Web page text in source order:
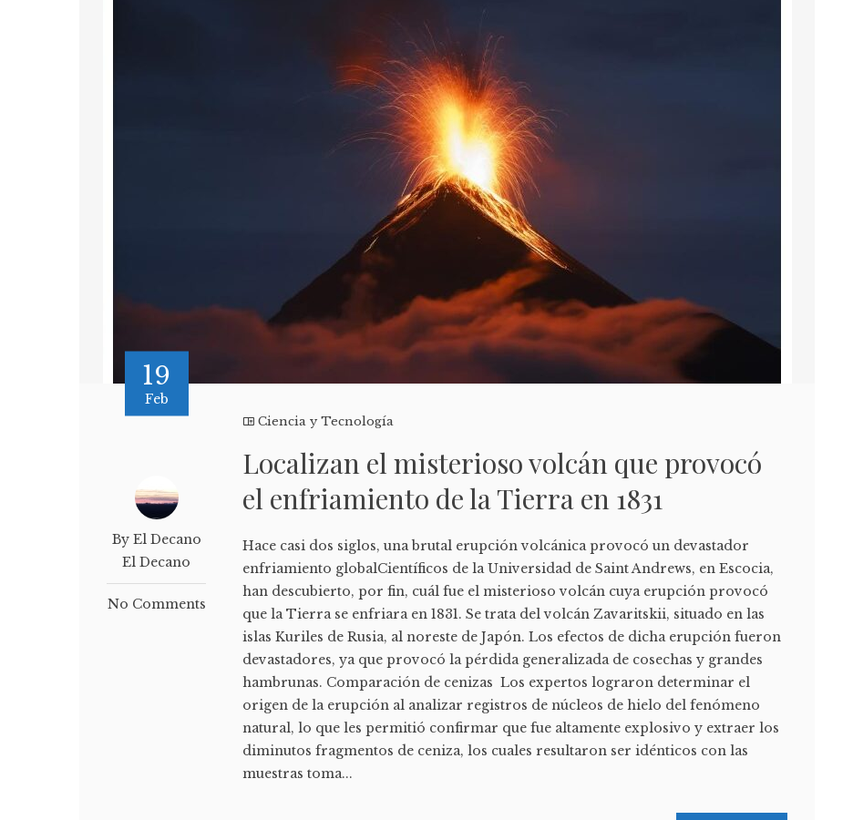
19
Feb
By El Decano
El Decano
No Comments
Ciencia y Tecnología
Localizan el misterioso volcán que provocó
el enfriamiento de la Tierra en 1831
Hace casi dos siglos, una brutal erupción volcánica provocó un devastador
enfriamiento globalCientíficos de la Universidad de Saint Andrews, en Escocia,
han descubierto, por fin, cuál fue el misterioso volcán cuya erupción provocó
que la Tierra se enfriara en 1831. Se trata del volcán Zavaritskii, situado en las
islas Kuriles de Rusia, al noreste de Japón. Los efectos de dicha erupción fueron
devastadores, ya que provocó la pérdida generalizada de cosechas y grandes
hambrunas. Comparación de cenizas Los expertos lograron determinar el
origen de la erupción al analizar registros de núcleos de hielo del fenómeno
natural, lo que les permitió confirmar que fue altamente explosivo y extraer los
diminutos fragmentos de ceniza, los cuales resultaron ser idénticos con las
muestras toma...